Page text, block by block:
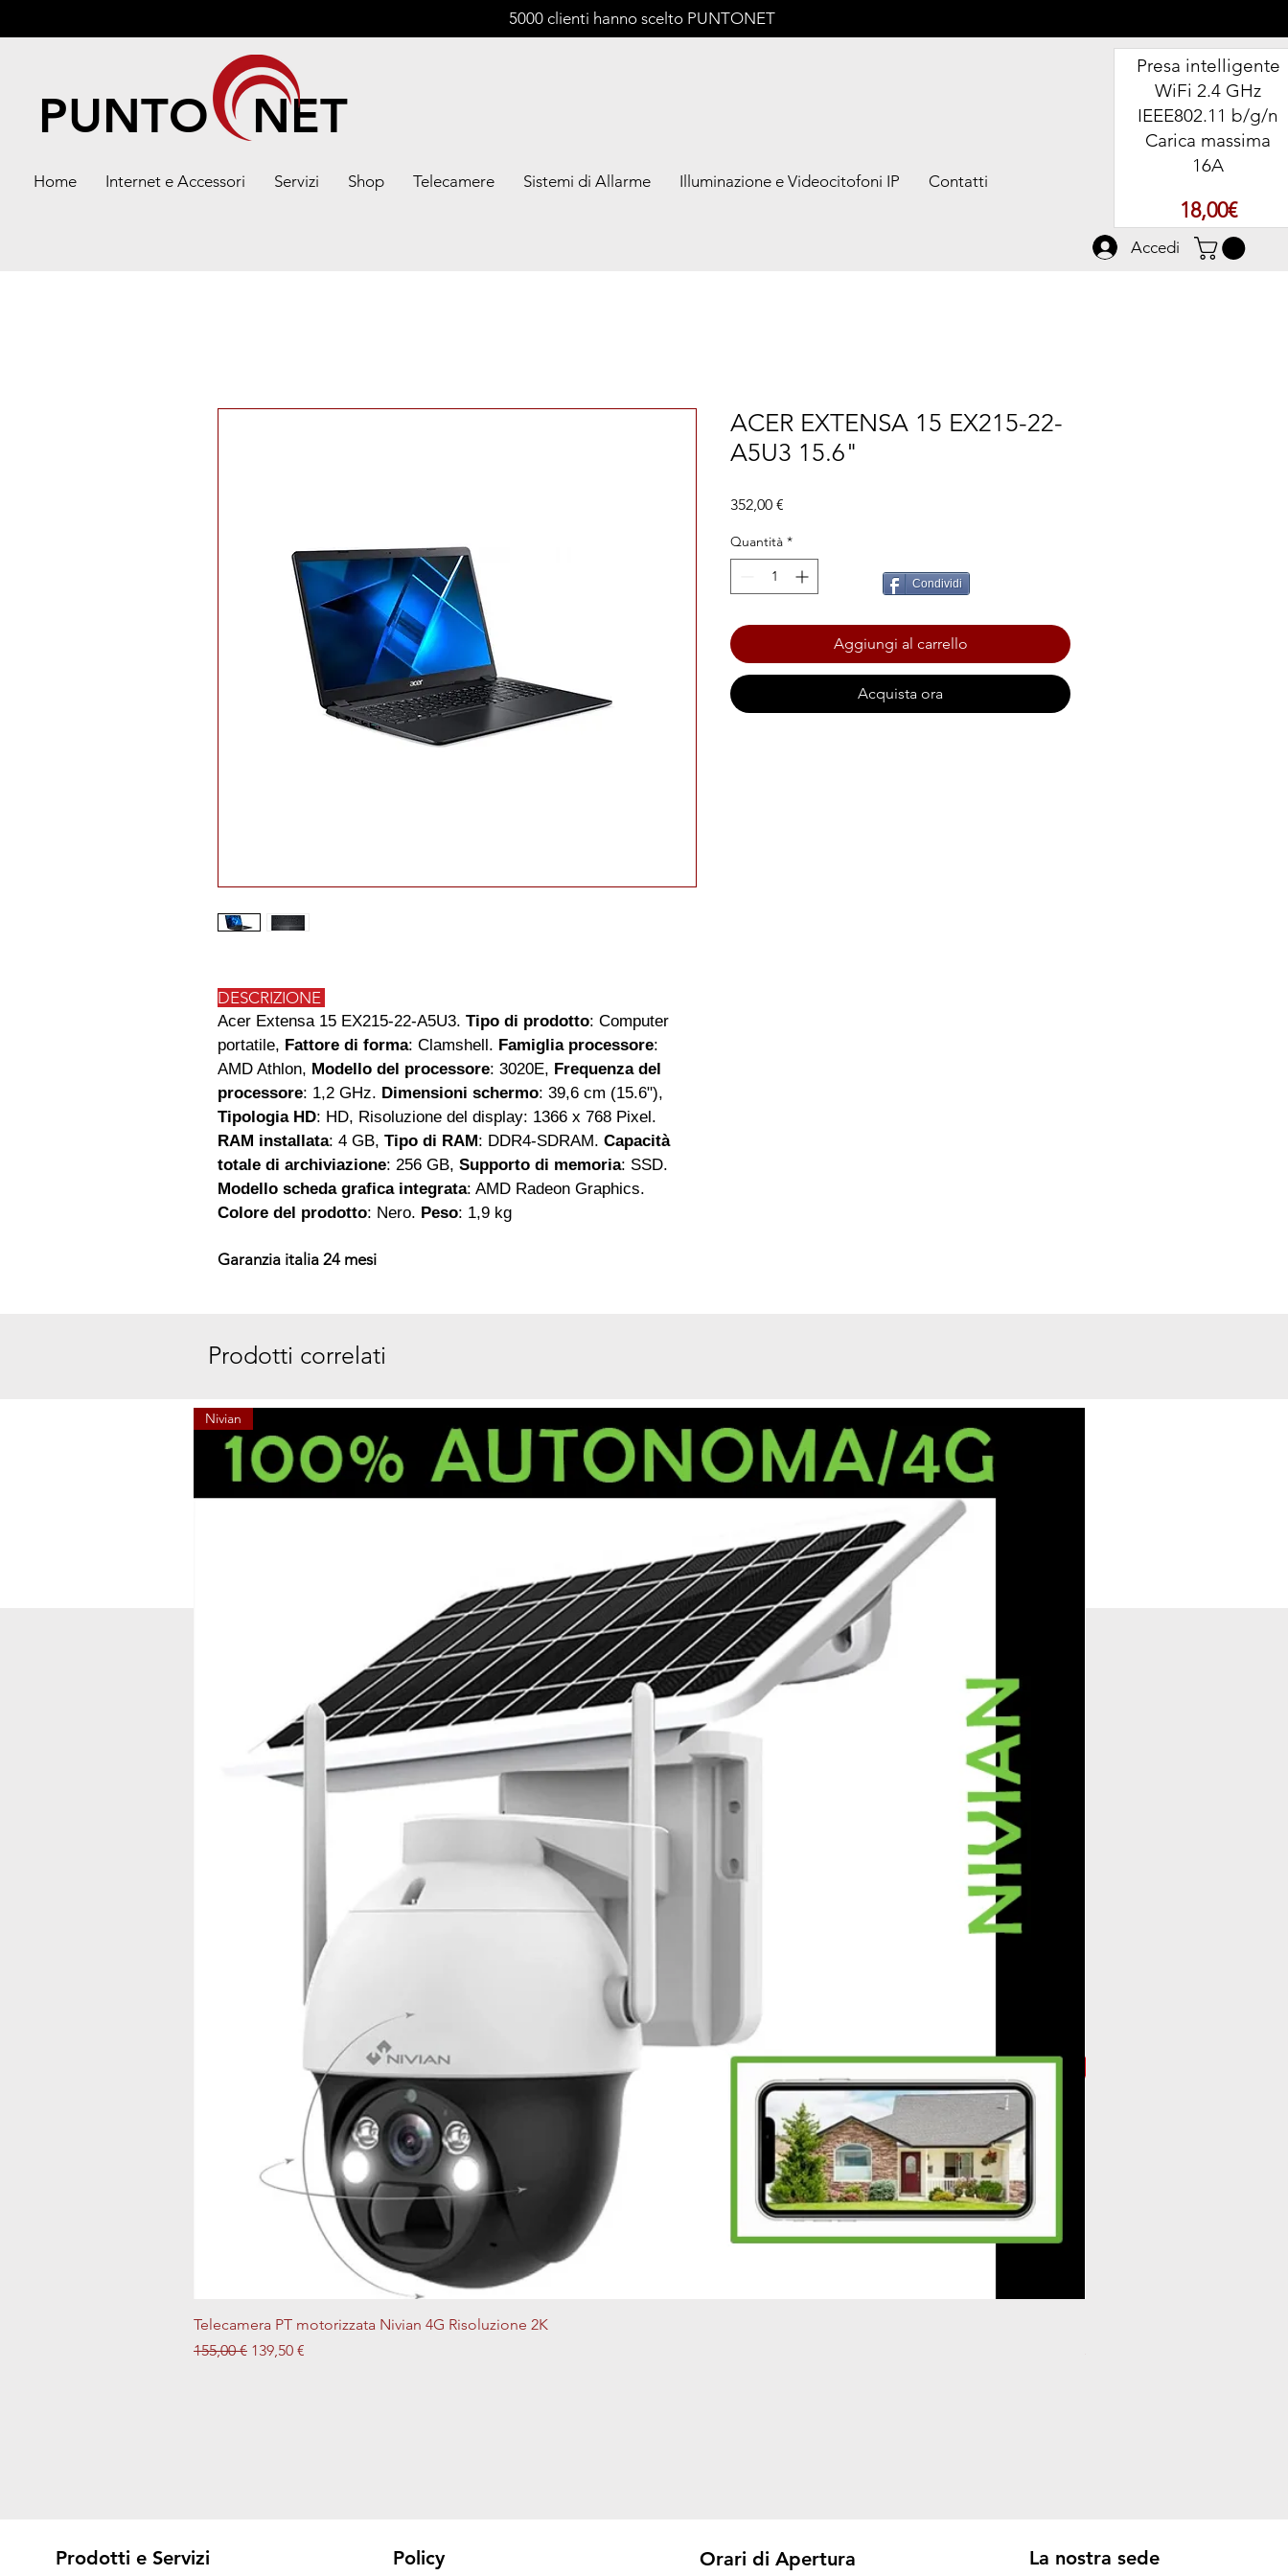
5000 clienti hanno scelto PUNTONET
Presa intelligente
WiFi 2.4 GHz
IEEE802.11 b/g/n
Carica massima
16A
18,00€
Home Internet e Accessori Servizi Shop Telecamere Sistemi di Allarme Illuminazione e Videocitofoni IP Contatti
PUNTO NET
Accedi
DESCRIZIONE
Acer Extensa 15 EX215-22-A5U3. Tipo di prodotto: Computer
portatile, Fattore di forma: Clamshell. Famiglia processore:
AMD Athlon, Modello del processore: 3020E, Frequenza del
processore: 1,2 GHz. Dimensioni schermo: 39,6 cm (15.6"),
Tipologia HD: HD, Risoluzione del display: 1366 x 768 Pixel.
RAM installata: 4 GB, Tipo di RAM: DDR4-SDRAM. Capacità
totale di archiviazione: 256 GB, Supporto di memoria: SSD.
Modello scheda grafica integrata: AMD Radeon Graphics.
Colore del prodotto: Nero. Peso: 1,9 kg
Garanzia italia 24 mesi
ACER EXTENSA 15 EX215-22-
A5U3 15.6"
352,00 €
Quantità *
Aggiungi al carrello
Acquista ora
Condividi
Prodotti correlati
Nivian
Telecamera PT motorizzata Nivian 4G Risoluzione 2K
Prezzo regolare
155,00 € Prezzo scontato
139,50 €
Prodotti e Servizi Policy Orari di Apertura La nostra sede